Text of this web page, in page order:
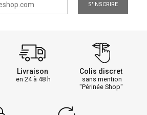
S'INSCRIRE
Livraison
en 24 à 48 h
Colis discret
sans mention
"Périnée Shop"